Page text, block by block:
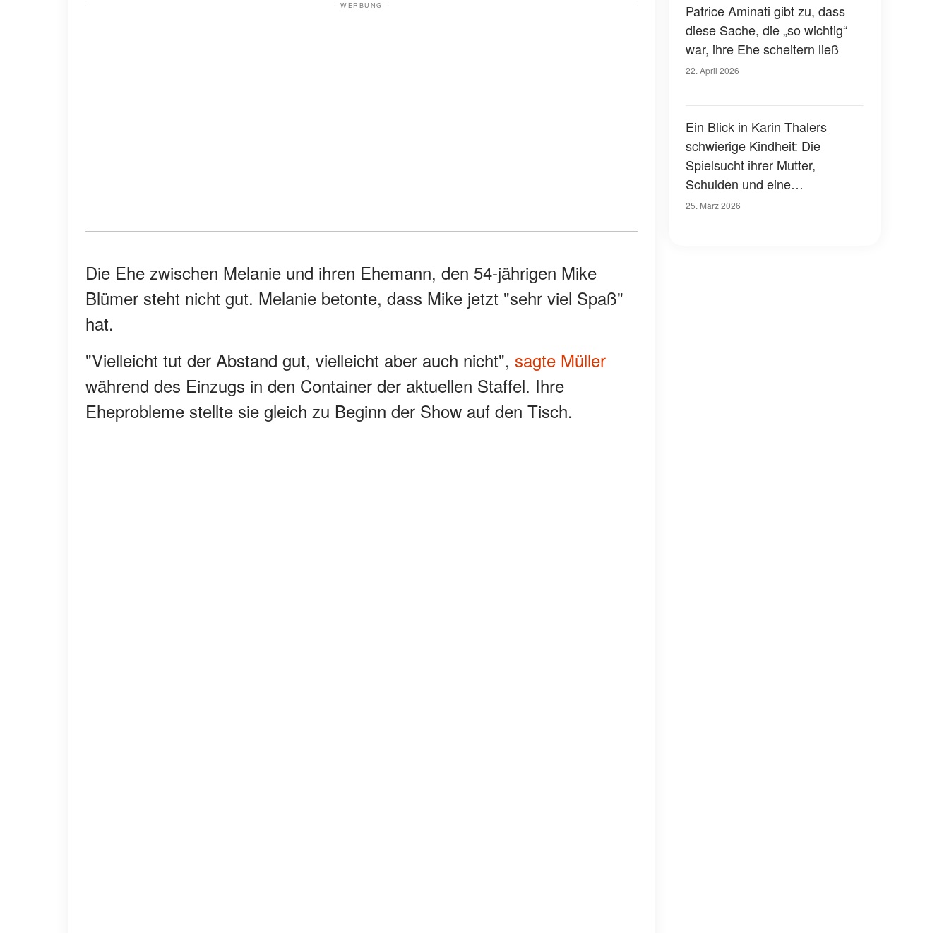
WERBUNG
Die Ehe zwischen Melanie und ihren Ehemann, den 54-jährigen Mike
Blümer steht nicht gut. Melanie betonte, dass Mike jetzt "sehr viel Spaß"
hat.
"Vielleicht tut der Abstand gut, vielleicht aber auch nicht", sagte Müller
während des Einzugs in den Container der aktuellen Staffel. Ihre
Eheprobleme stellte sie gleich zu Beginn der Show auf den Tisch.
Patrice Aminati gibt zu, dass
diese Sache, die „so wichtig“
war, ihre Ehe scheitern ließ
22. April 2026
Ein Blick in Karin Thalers
schwierige Kindheit: Die
Spielsucht ihrer Mutter,
Schulden und eine
Gefängnisstrafe
25. März 2026